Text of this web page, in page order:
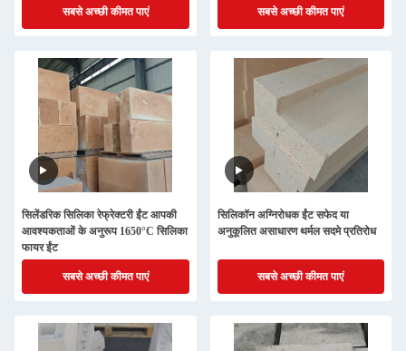
सबसे अच्छी कीमत पाएं सबसे अच्छी कीमत पाएं
सिलेंडरिक सिलिका रेफ्रेक्टरी ईंट आपकी
आवश्यकताओं के अनुरूप 1650°C सिलिका
फायर ईंट
सबसे अच्छी कीमत पाएं
सिलिकॉन अग्निरोधक ईंट सफेद या
अनुकूलित असाधारण थर्मल सदमे प्रतिरोध
सबसे अच्छी कीमत पाएं